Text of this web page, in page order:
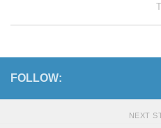
FOLLOW:
NEXT